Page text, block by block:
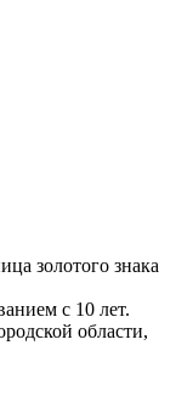
золотого знака
с 10 лет.
области,